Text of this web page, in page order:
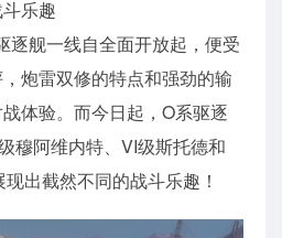
乐趣
逐舰一线自全面开放起，便受
炮雷双修的特点和强劲的输
体验。而今日起，O系驱逐
穆阿维内特、VI级斯托德和
出截然不同的战斗乐趣！